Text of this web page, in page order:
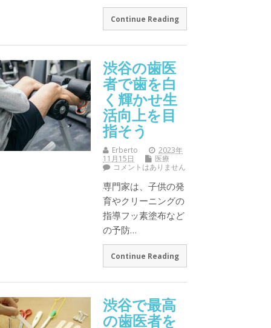
Continue Reading
渋谷の歯医
者で歯を白
く輝かせ生
活向上を目
指そう
Erberto
2023年
11月15日
医療
コメントはありません
専門家は、子供の発
育やクリーニングの
指導フッ素塗布など
の予防…
Continue Reading
渋谷で最高
の歯医者を